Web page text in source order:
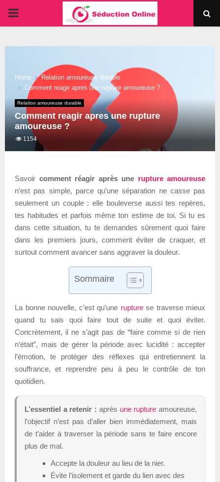
PRIMARY
Home
Relation amoureuse durable
Comment reagir apres une rupture amoureuse ?
Relation amoureuse durable
Comment reagir apres une rupture
amoureuse ?
1154
Savoir comment réagir après une rupture amoureuse
n’est pas simple, parce qu’une séparation ne casse pas
seulement un couple : elle bouleverse aussi tes repères,
tes habitudes et parfois même ton estime de toi. Si tu es
dans cette situation, tu te demandes sûrement quoi faire
dans les premiers jours, comment éviter de craquer, et
surtout comment avancer sans aggraver la douleur.
Sommaire
La bonne nouvelle, c’est qu’une rupturese traverse mieux
quand tu sais quoi faire tout de suite et quoi éviter.
Concrètement, il ne s’agit pas de “faire comme si de rien
n’était”, mais de gérer la période avec lucidité : accepter
l’émotion, te protéger des réflexes qui entretiennent la
souffrance, et reprendre peu à peu le contrôle de ton
quotidien.
L’essentiel a retenir : après une rupture amoureuse,
l’objectif n’est pas d’aller bien immédiatement, mais
de t’aider à traverser la période sans te faire encore
plus de mal.
Accepte la douleur au lieu de la nier.
Évite l’isolement et garde du lien avec des